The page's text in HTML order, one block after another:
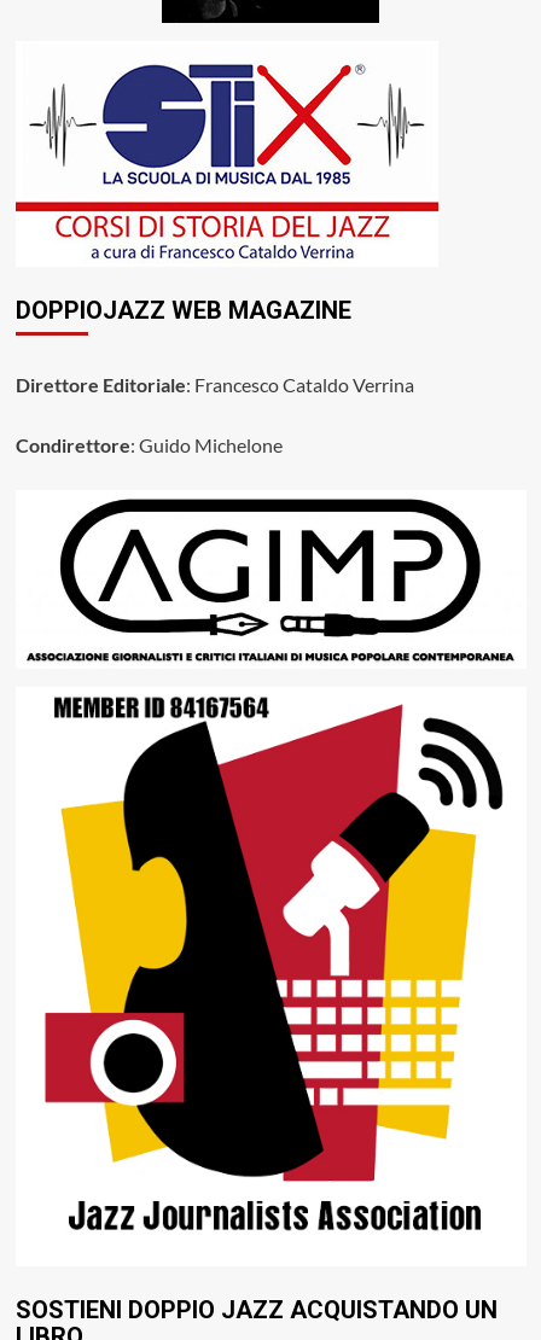
DOPPIOJAZZ WEB MAGAZINE
Direttore Editoriale: Francesco Cataldo Verrina
Condirettore: Guido Michelone
SOSTIENI DOPPIO JAZZ ACQUISTANDO UN